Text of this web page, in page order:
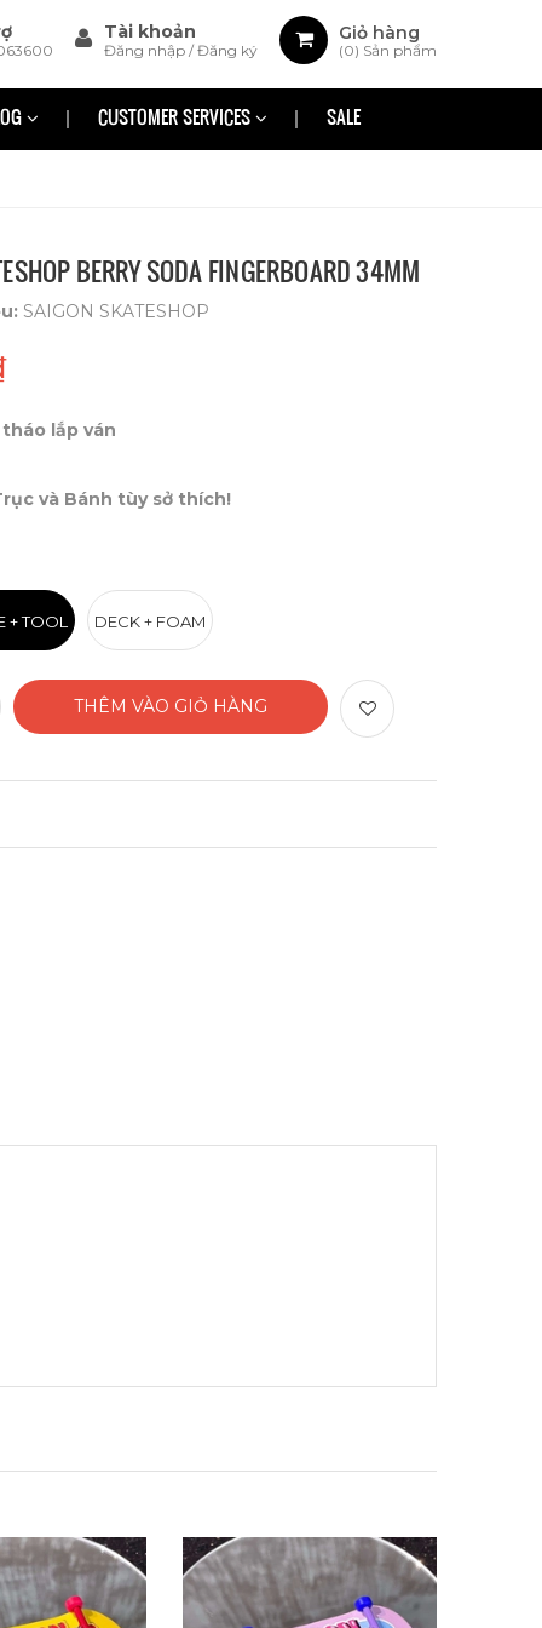
Giỏ hàng
(0) Sản phẩm
Tài khoản
Đăng nhập /Đăng ký
CUSTOMER SERVICES SALE
BERRY SODA FINGERBOARD 34MM
SAIGON SKATESHOP
lắp ván
và Bánh tùy sở thích!
+ TOOL DECK + FOAM
THÊM VÀO GIỎ HÀNG